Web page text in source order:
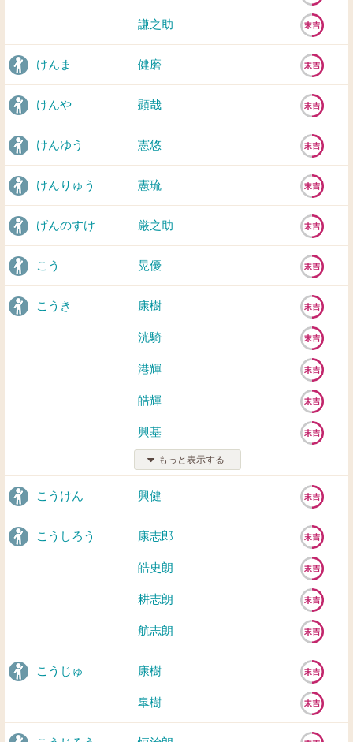
謙之助
けんま 健磨
けんや 顕哉
けんゆう 憲悠
けんりゅう 憲琉
げんのすけ 厳之助
こう 晃優
こうき 康樹
洸騎
港輝
皓輝
興基
もっと表示する
こうけん 興健
こうしろう 康志郎
皓史朗
耕志朗
航志朗
こうじゅ 康樹
皐樹